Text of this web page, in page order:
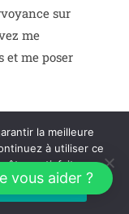
sur
me
et me poser
de caractères
blocages, je
relation
envers
vous aider ?
la meilleure
à utiliser ce
êtes satisfait.
confidentialité